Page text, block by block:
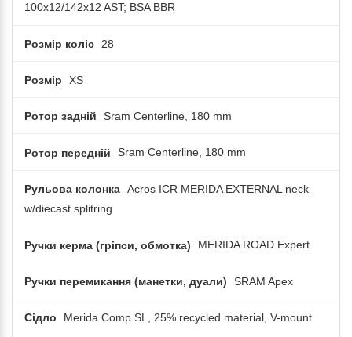
100x12/142x12 AST; BSA BBR
Розмір коліс 28
Розмір XS
Ротор задній Sram Centerline, 180 mm
Ротор передній Sram Centerline, 180 mm
Рульова колонка Acros ICR MERIDA EXTERNAL neck
w/diecast splitring
Ручки керма (гріпси, обмотка) MERIDA ROAD Expert
Ручки перемикання (манетки, дуали) SRAM Apex
Сідло Merida Comp SL, 25% recycled material, V-mount